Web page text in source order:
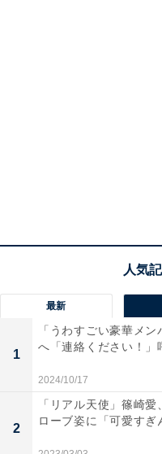
最新
1
「うわすごい豪華メ
へ「連絡ください！」
2024/10/17
2
「リアル天使」篠崎
ローブ姿に「可愛す